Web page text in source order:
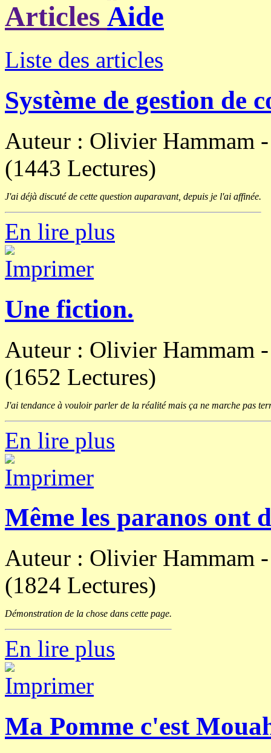
Articles
Liste des articles
Système de gestion de
Auteur : Olivier Hammam
(1443 Lectures)
J'ai déjà discuté de cette question auparavant, depuis je l'ai affinée.
En lire plus
Une fiction.
Auteur : Olivier Hammam
(1652 Lectures)
J'ai tendance à vouloir parler de la réalité mais ça ne marche pas
En lire plus
Même les paranos ont
Auteur : Olivier Hammam
(1824 Lectures)
Démonstration de la chose dans cette page.
En lire plus
Ma Pomme c'est